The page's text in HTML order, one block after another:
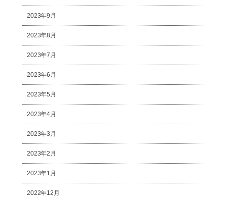
2023年9月
2023年8月
2023年7月
2023年6月
2023年5月
2023年4月
2023年3月
2023年2月
2023年1月
2022年12月